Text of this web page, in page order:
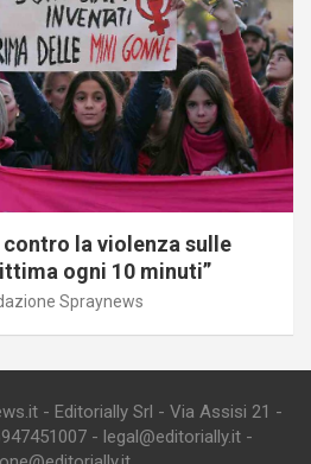
la violenza sulle
ogni 10 minuti”
Spraynews
- Editorially Srl - Via Assisi 21 -
- legal@editorially.it -